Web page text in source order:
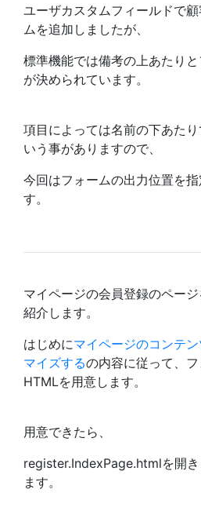
ユーザカスタムフィールドで
ムを追加しましたが、
標準機能では備考の上あたり
が決められています。
項目によっては名前の下あた
いう事がありますので、
今回はフォームの出力位置を
す。
マイページの会員登録のペー
紹介します。
はじめにマイページのコンテ
マイズするの内容に従って、
HTMLを用意します。
用意できたら、
register.IndexPage.htmlを開
ます。